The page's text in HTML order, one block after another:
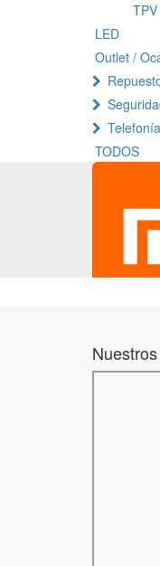
LED
Outlet /
Telefonía
TODOS